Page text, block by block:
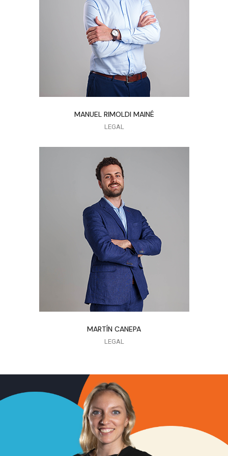
MANUEL RIMOLDI MAINÉ
LEGAL
MARTÍN CANEPA
LEGAL